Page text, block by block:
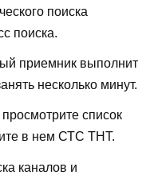
поиска
поиска.
приемник выполнит
несколько минут.
список
в нем СТС ТНТ.
каналов и